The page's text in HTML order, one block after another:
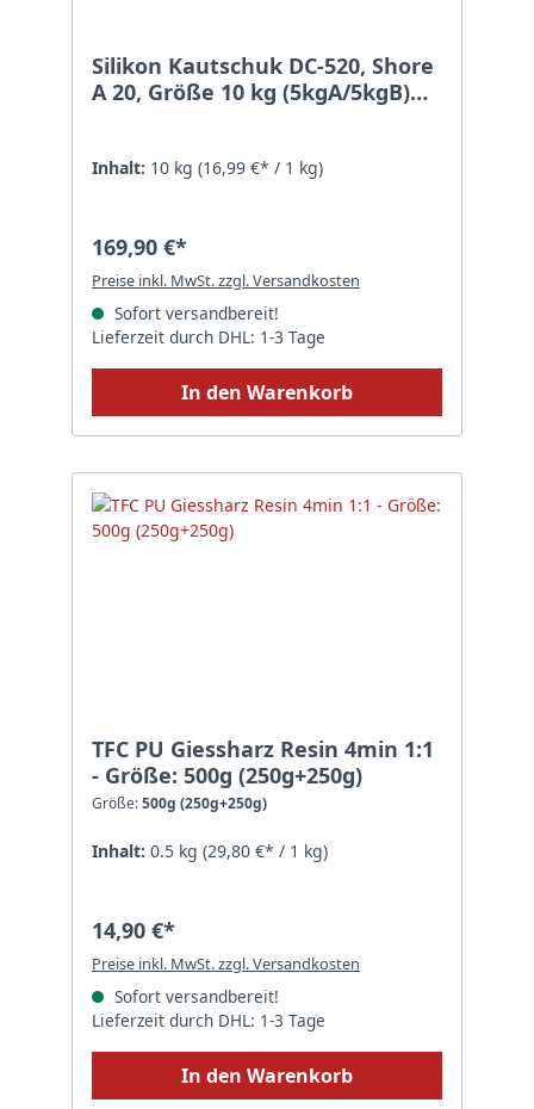
Silikon Kautschuk DC-520, Shore
A 20, Größe 10 kg (5kgA/5kgB)
Inhalt: 10 kg (16,99 €* / 1 kg)
169,90 €*
Preise inkl. MwSt. zzgl. Versandkosten
Sofort versandbereit!
Lieferzeit durch DHL: 1-3 Tage
In den Warenkorb
TFC PU Giessharz Resin 4min 1:1
- Größe: 500g (250g+250g)
Größe:500g (250g+250g)
Inhalt: 0.5 kg (29,80 €* / 1 kg)
14,90 €*
Preise inkl. MwSt. zzgl. Versandkosten
Sofort versandbereit!
Lieferzeit durch DHL: 1-3 Tage
In den Warenkorb